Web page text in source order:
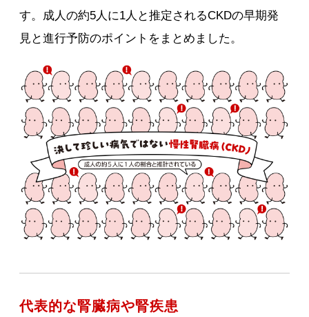
す。成人の約5人に1人と推定されるCKDの早期発
見と進行予防のポイントをまとめました。
代表的な腎臓病や腎疾患